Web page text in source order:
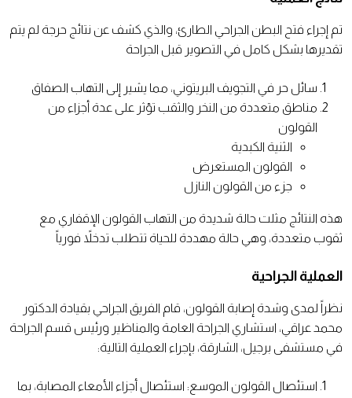
تم إجراء فتح البطن الجراحي الطارئ، والذي كشف عن نتائج حرجة لم يتم
تقديرها بشكل كامل في التصوير قبل الجراحة
سائل حر في التجويف البريتوني، مما يشير إلى التهاب الصفاق
مناطق متعددة من النخر والثقب تؤثر على عدة أجزاء من
القولون
الثنية الكبدية
القولون المستعرض
جزء من القولون النازل
هذه النتائج مثلت حالة شديدة من التهاب القولون الإقفاري مع
ثقوب متعددة، وهي حالة مهددة للحياة تتطلب تدخلاً فورياً
العملية الجراحية
نظراً لمدى وشدة إصابة القولون، قام الفريق الجراحي بقيادة الدكتور
محمد عراقي، استشاري الجراحة العامة والمناظير ورئيس قسم الجراحة
في مستشفى برجيل، الشارقة، بإجراء العملية التالية:
استئصال القولون الموسع: استئصال أجزاء الأمعاء المصابة، بما